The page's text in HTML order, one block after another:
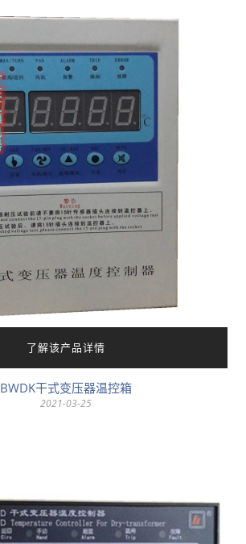
了解该产品详情
BWDK干式变压器温控箱
2021-03-25